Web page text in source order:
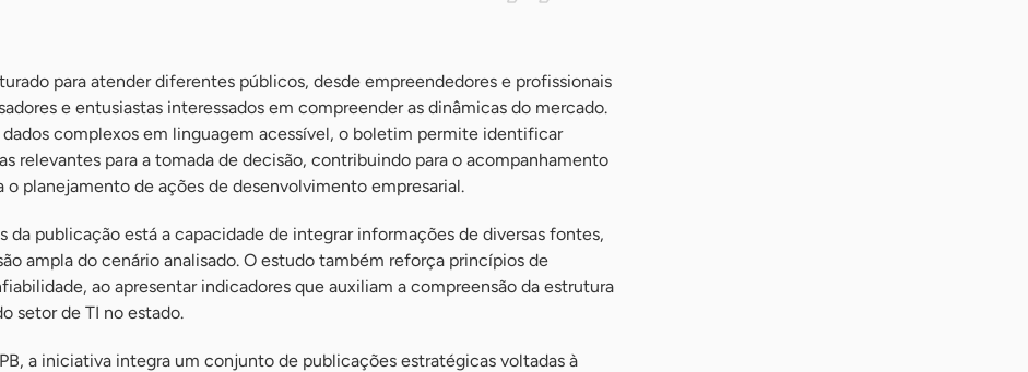
para atender diferentes públicos, desde empreendedores e profissionais
e entusiastas interessados em compreender as dinâmicas do mercado.
complexos em linguagem acessível, o boletim permite identificar
relevantes para a tomada de decisão, contribuindo para o acompanhamento
o planejamento de ações de desenvolvimento empresarial.
da publicação está a capacidade de integrar informações de diversas fontes,
ampla do cenário analisado. O estudo também reforça princípios de
ao apresentar indicadores que auxiliam a compreensão da estrutura
setor de TI no estado.
a iniciativa integra um conjunto de publicações estratégicas voltadas à